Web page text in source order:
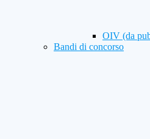
OIV (da
Bandi di concorso